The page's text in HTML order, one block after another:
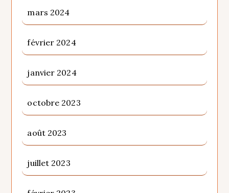
mars 2024
février 2024
janvier 2024
octobre 2023
août 2023
juillet 2023